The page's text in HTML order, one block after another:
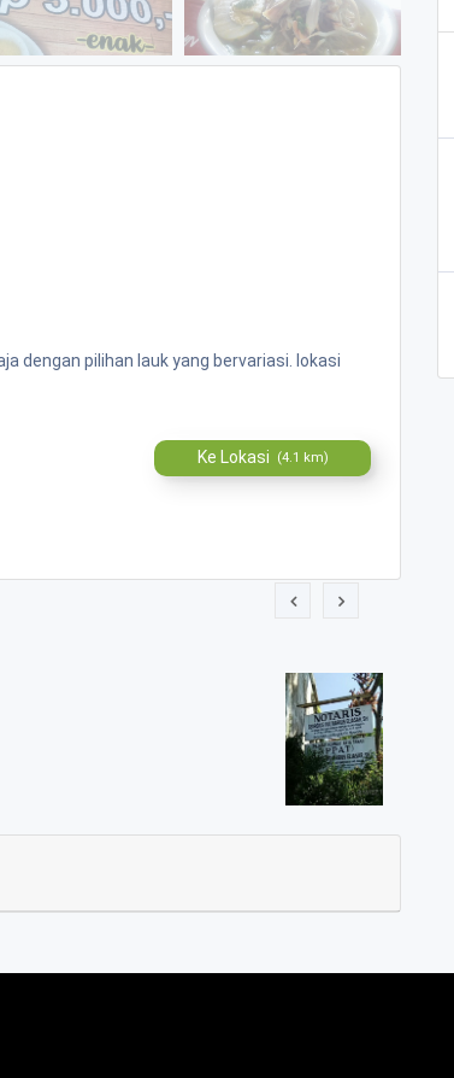
dengan pilihan lauk yang bervariasi. lokasi
Ke Lokasi (4.1 km)
Marius, SH"